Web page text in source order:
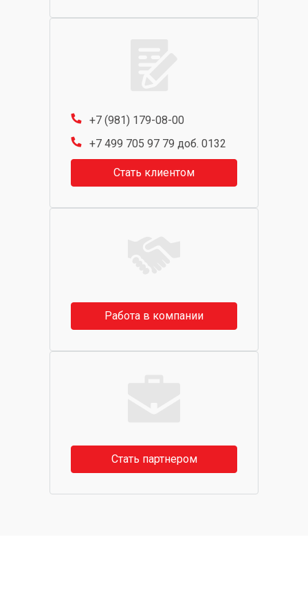
+7 (981) 179-08-00
+7 499 705 97 79 доб. 0132
Стать клиентом
Работа в компании
Стать партнером